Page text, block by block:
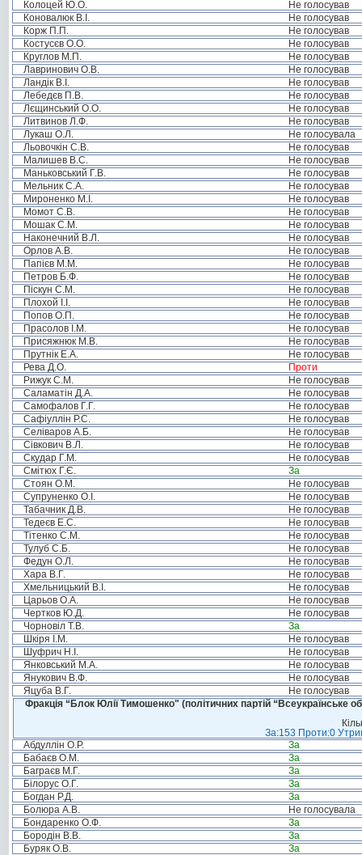
Колоцей Ю.О.
Не голосував
Коновалюк В.І.
Не голосував
Корж П.П.
Не голосував
Костусєв О.О.
Не голосував
Круглов М.П.
Не голосував
Лавринович О.В.
Не голосував
Ландік В.І.
Не голосував
Лебедєв П.В.
Не голосував
Лєщинський О.О.
Не голосував
Литвинов Л.Ф.
Не голосував
Лукаш О.Л.
Не голосувала
Льовочкін С.В.
Не голосував
Малишев В.С.
Не голосував
Маньковський Г.В.
Не голосував
Мельник С.А.
Не голосував
Мироненко М.І.
Не голосував
Момот С.В.
Не голосував
Мошак С.М.
Не голосував
Наконечний В.Л.
Не голосував
Орлов А.В.
Не голосував
Папієв М.М.
Не голосував
Петров Б.Ф.
Не голосував
Піскун С.М.
Не голосував
Плохой І.І.
Не голосував
Попов О.П.
Не голосував
Прасолов І.М.
Не голосував
Присяжнюк М.В.
Не голосував
Прутнік Е.А.
Не голосував
Рева Д.О.
Проти
Рижук С.М.
Не голосував
Саламатін Д.А.
Не голосував
Самофалов Г.Г.
Не голосував
Сафіуллін Р.С.
Не голосував
Селіваров А.Б.
Не голосував
Сівкович В.Л.
Не голосував
Скудар Г.М.
Не голосував
Смітюх Г.Є.
За
Стоян О.М.
Не голосував
Супруненко О.І.
Не голосував
Табачник Д.В.
Не голосував
Тедеєв Е.С.
Не голосував
Тітенко С.М.
Не голосував
Тулуб С.Б.
Не голосував
Федун О.Л.
Не голосував
Хара В.Г.
Не голосував
Хмельницький В.І.
Не голосував
Царьов О.А.
Не голосував
Чертков Ю.Д.
Не голосував
Чорновіл Т.В.
За
Шкіря І.М.
Не голосував
Шуфрич Н.І.
Не голосував
Янковський М.А.
Не голосував
Янукович В.Ф.
Не голосував
Яцуба В.Г.
Не голосував
Фракція “Блок Юлії Тимошенко" (політичних партій “Всеукраїнське
За:153 Проти:0
Абдуллін О.Р.
За
Бабаєв О.М.
За
Баграєв М.Г.
За
Білорус О.Г.
За
Богдан Р.Д.
За
Болюра А.В.
Не голосувала
Бондаренко О.Ф.
За
Бородін В.В.
За
Буряк О.В.
За